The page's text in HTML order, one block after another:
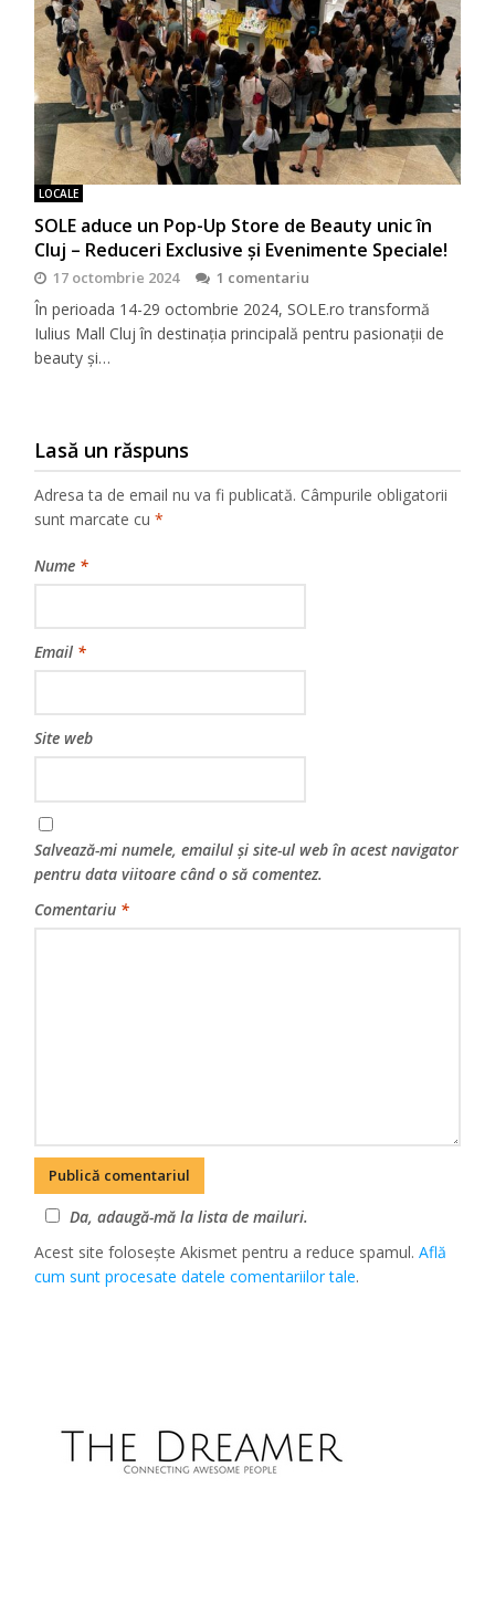
LOCALE
SOLE aduce un Pop-Up Store de Beauty unic în
Cluj – Reduceri Exclusive și Evenimente Speciale!
17 octombrie 2024 1 comentariu
În perioada 14-29 octombrie 2024, SOLE.ro transformă
Iulius Mall Cluj în destinația principală pentru pasionații de
beauty și…
Lasă un răspuns
Adresa ta de email nu va fi publicată. Câmpurile obligatorii
sunt marcate cu*
Nume *
Email *
Site web
Salvează-mi numele, emailul și site-ul web în acest navigator
pentru data viitoare când o să comentez.
Comentariu *
Da, adaugă-mă la lista de mailuri.
Acest site folosește Akismet pentru a reduce spamul.Află
cum sunt procesate datele comentariilor tale.